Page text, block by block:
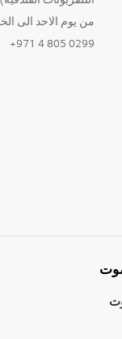
من يوم الاحد الى
0299 805 4 971+